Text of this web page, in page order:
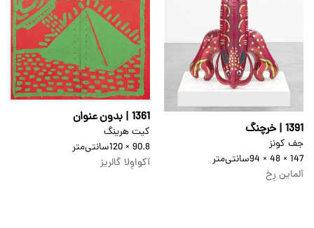
1391 | خرچنگ
جف کونز
147 × 48 × 94
سانتی‌متر
آلماین رِخ
1361 | بدون عنوان
کیت هرینگ
90.8 × 120
سانتی‌متر
آکواوِلا گالریز